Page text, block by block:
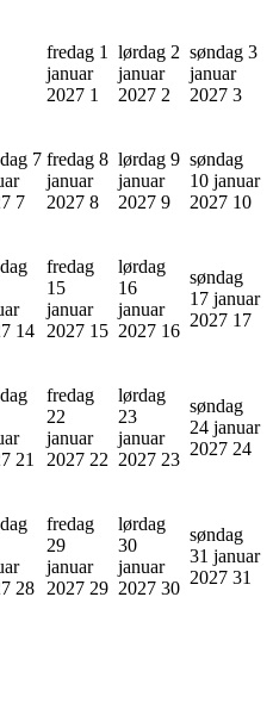
fredag 1
januar
2027 1
lørdag 2
januar
2027 2
søndag 3
januar
2027 3
7
7
fredag 8
januar
2027 8
lørdag 9
januar
2027 9
søndag
10 januar
2027 10
14
fredag
15
januar
2027 15
lørdag
16
januar
2027 16
søndag
17 januar
2027 17
21
fredag
22
januar
2027 22
lørdag
23
januar
2027 23
søndag
24 januar
2027 24
28
fredag
29
januar
2027 29
lørdag
30
januar
2027 30
søndag
31 januar
2027 31